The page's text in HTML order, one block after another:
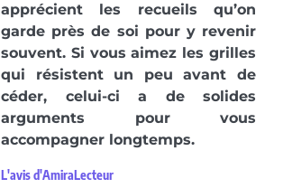
apprécient les recueils qu’on
garde près de soi pour y revenir
souvent. Si vous aimez les grilles
qui résistent un peu avant de
céder, celui-ci a de solides
arguments pour vous
accompagner longtemps.
L'avis d'AmiraLecteur